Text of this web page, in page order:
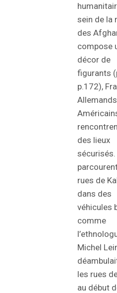
sein de la
des
compose
décor de
figurants
p.172),
des lieux
sécurisés.
rues de
dans des
véhicules
comme
Michel
les rues
au début